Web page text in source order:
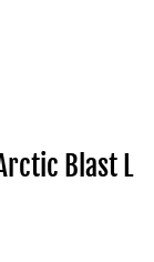
Blast L